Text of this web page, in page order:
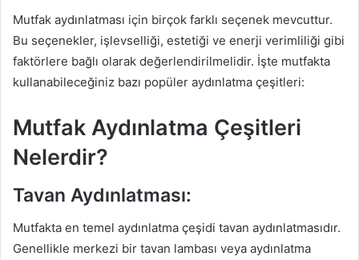
Mutfak aydınlatması için birçok farklı seçenek mevcuttur.
Bu seçenekler, işlevselliği, estetiği ve enerji verimliliği gibi
faktörlere bağlı olarak değerlendirilmelidir. İşte mutfakta
kullanabileceğiniz bazı popüler aydınlatma çeşitleri:
Mutfak Aydınlatma Çeşitleri
Nelerdir?
Tavan Aydınlatması:
Mutfakta en temel aydınlatma çeşidi tavan aydınlatmasıdır.
Genellikle merkezi bir tavan lambası veya aydınlatma